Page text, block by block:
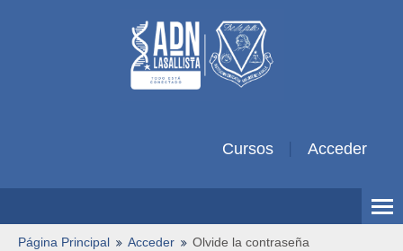
Cursos Acceder
Español Colombiano ‎(es_co)‎
Página Principal Acceder Olvide la contraseña